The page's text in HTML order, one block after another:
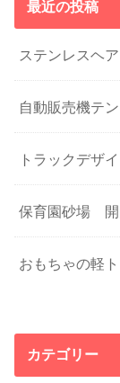
最近の投稿
ステンレスヘ
自動販売機テ
トラックデザ
保育園砂場 開
おもちゃの軽
カテゴリー